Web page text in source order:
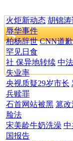
火炬新动态 胡锦涛
辱华事件
柏杨辞世 CNN道歉
罕见日食
社 保异地转续 中
失业率
央视质疑29岁市长
兵赎罪
石首网站被黑 篡
脸法
宋美龄牛奶洗澡 中
国报告